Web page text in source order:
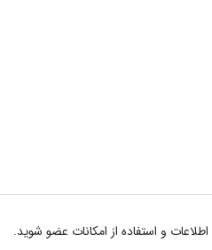
و استفاده از امکانات عضو شوید.